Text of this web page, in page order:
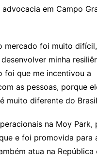
m
l
em Campo
mercado foi muito
minha
foi que me incentivou a
as pessoas, porque
muito diferente do
na Moy Park,
e foi promovida para
atua na República